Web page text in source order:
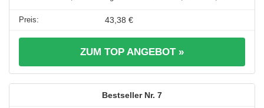
43,38 €
ZUM TOP ANGEBOT »
7